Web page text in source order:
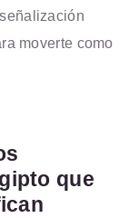
moverte como
que